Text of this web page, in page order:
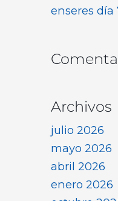
enseres día
Archivos
julio 2026
mayo 2026
abril 2026
enero 2026